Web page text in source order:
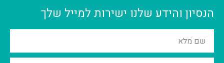
הנסיון והידע שלנו ישירות למייל שלך